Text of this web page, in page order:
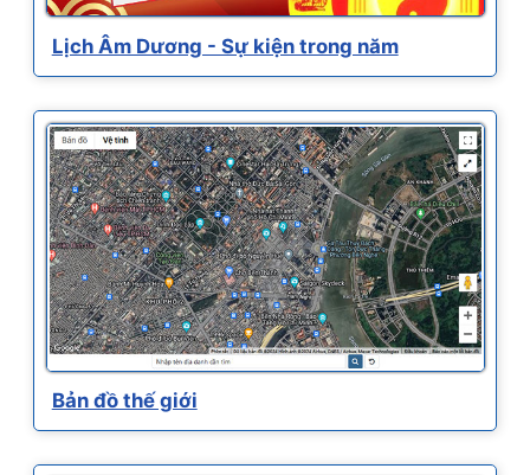
Lịch Âm Dương - Sự kiện trong năm
Bản đồ thế giới